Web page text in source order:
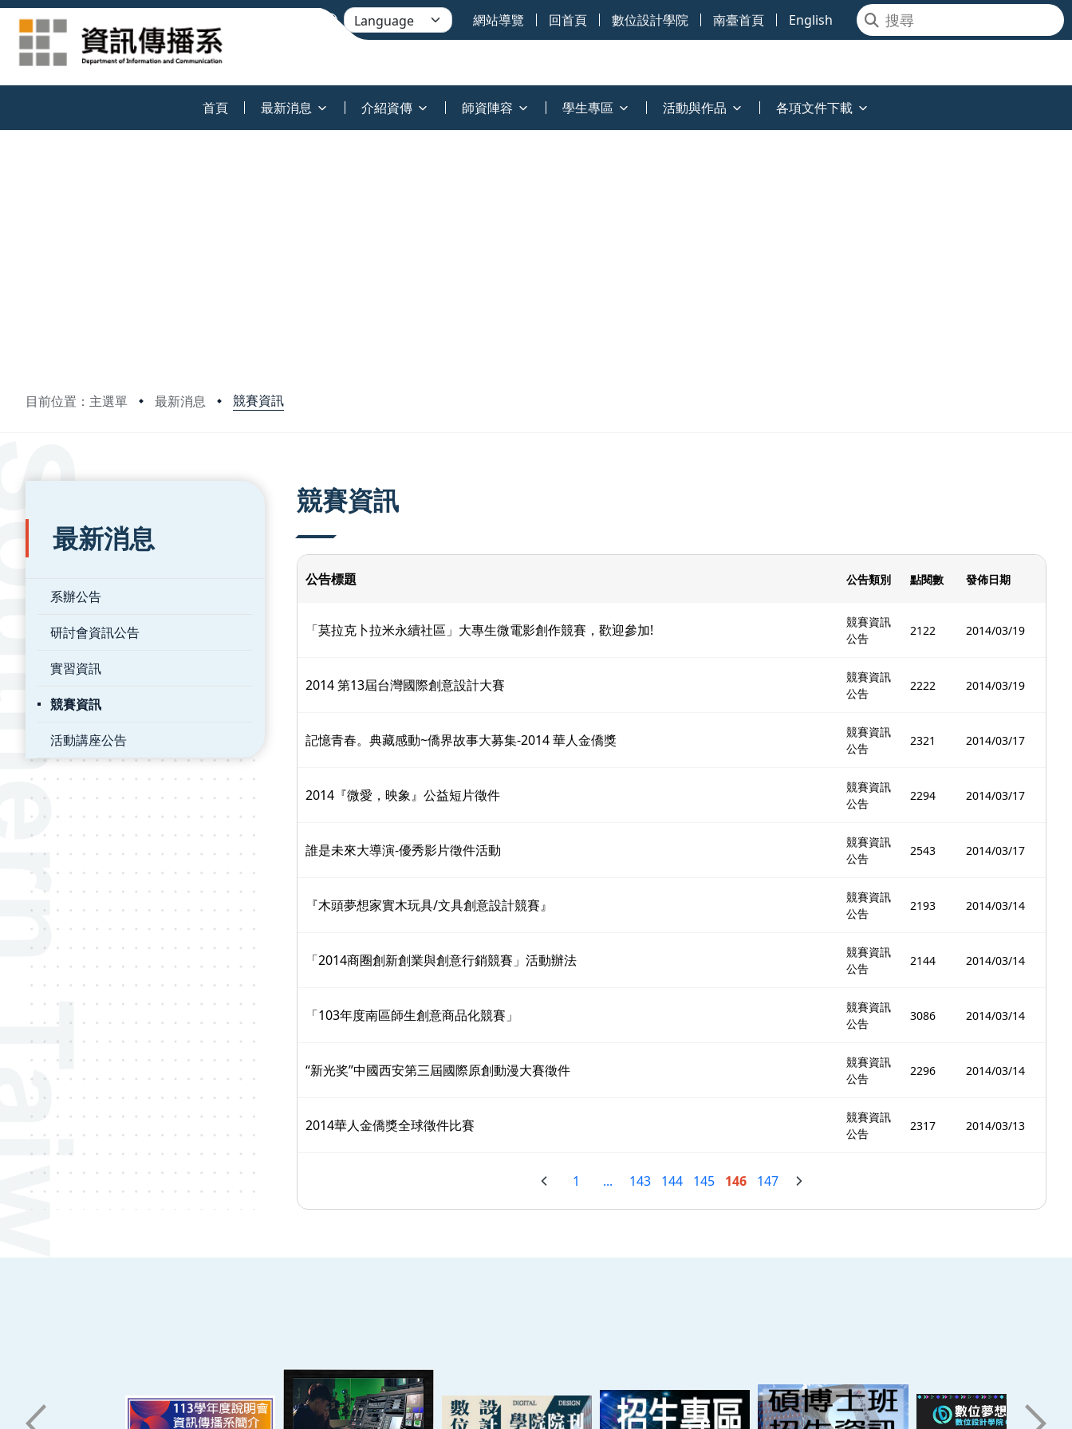
網站導覽 回首頁 數位設計學院 南臺首頁 English
首頁 最新消息 介紹資傳 師資陣容 學生專區 活動與作品 各項文件下載
目前位置：主選單 最新消息 競賽資訊
:::
最新消息
系辦公告
研討會資訊公告
實習資訊
競賽資訊
活動講座公告
競賽資訊
公告標題 公告類別 點閱數 發佈日期
「莫拉克卜拉米永續社區」大專生微電影創作競賽，歡迎參加!
競賽資訊
公告
2122 2014/03/19
2014 第13屆台灣國際創意設計大賽
競賽資訊
公告
2222 2014/03/19
記憶青春。典藏感動~僑界故事大募集-2014 華人金僑獎
競賽資訊
公告
2321 2014/03/17
2014『微愛，映象』公益短片徵件
競賽資訊
公告
2294 2014/03/17
誰是未來大導演-優秀影片徵件活動
競賽資訊
公告
2543 2014/03/17
『木頭夢想家實木玩具/文具創意設計競賽』
競賽資訊
公告
2193 2014/03/14
「2014商圈創新創業與創意行銷競賽」活動辦法
競賽資訊
公告
2144 2014/03/14
「103年度南區師生創意商品化競賽」
競賽資訊
公告
3086 2014/03/14
“新光奖”中國西安第三屆國際原創動漫大賽徵件
競賽資訊
公告
2296 2014/03/14
2014華人金僑獎全球徵件比賽
競賽資訊
公告
2317 2014/03/13
1 ... 143 144 145 146 147
ic@stust.edu.tw